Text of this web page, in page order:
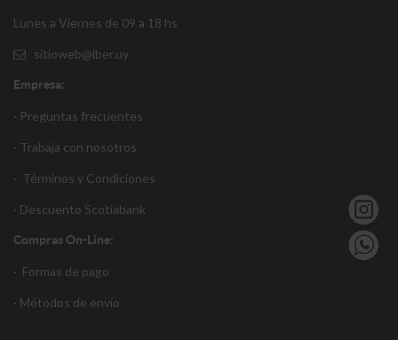
Lunes a Viernes de 09 a 18 hs
sitioweb@iber.uy
Empresa:
· Preguntas frecuentes
· Trabaja con nosotros
· Términos y Condiciones
· Descuento Scotiabank
Compras On-Line:
· Formas de pago
· Métodos de envío